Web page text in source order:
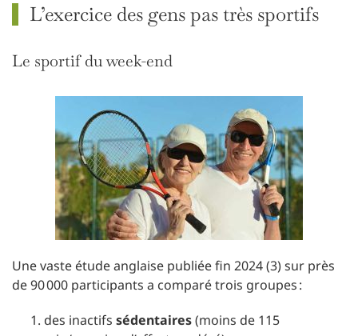
L’exercice des gens pas très sportifs
Le sportif du week-end
Une vaste étude anglaise publiée fin 2024 (3) sur près
de 90 000 participants a comparé trois groupes :
des inactifs sédentaires(moins de 115